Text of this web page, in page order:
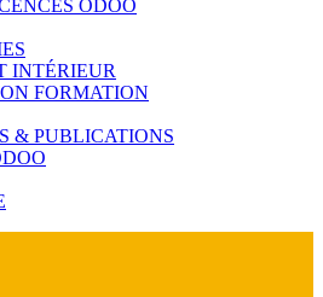
ODOO
INTÉRIEUR
FORMATION
& PUBLICATIONS